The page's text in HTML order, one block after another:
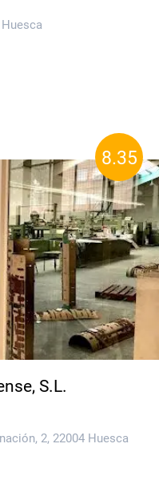
8.35
S.L.
2, 22004 Huesca